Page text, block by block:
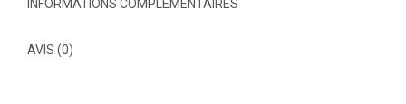
INFORMATIONS COMPLÉMENTAIRES
AVIS (0)